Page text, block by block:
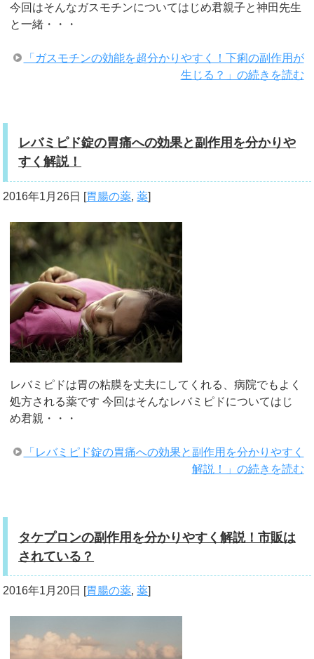
今回はそんなガスモチンについてはじめ君親子と神田先生
と一緒・・・
「ガスモチンの効能を超分かりやすく！下痢の副作用が
生じる？」の続きを読む
レバミピド錠の胃痛への効果と副作用を分かりや
すく解説！
2016年1月26日 [胃腸の薬,薬]
レバミピドは胃の粘膜を丈夫にしてくれる、病院でもよく
処方される薬です 今回はそんなレバミピドについてはじ
め君親・・・
「レバミピド錠の胃痛への効果と副作用を分かりやすく
解説！」の続きを読む
タケプロンの副作用を分かりやすく解説！市販は
されている？
2016年1月20日 [胃腸の薬,薬]